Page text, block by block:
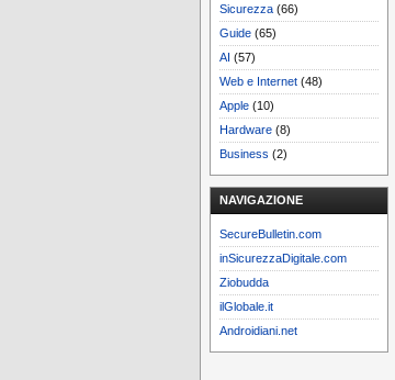
Sicurezza (66)
Guide (65)
AI (57)
Web e Internet (48)
Apple (10)
Hardware (8)
Business (2)
NAVIGAZIONE
SecureBulletin.com
inSicurezzaDigitale.com
Ziobudda
ilGlobale.it
Androidiani.net